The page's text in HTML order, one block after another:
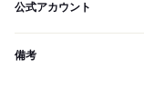
公式アカウント
備考